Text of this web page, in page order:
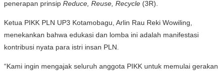
penerapan prinsip Reduce, Reuse, Recycle (3R).
Ketua PIKK PLN UP3 Kotamobagu, Arlin Rau Reki Wowiling,
menekankan bahwa edukasi dan lomba ini adalah manifestasi
kontribusi nyata para istri insan PLN.
“Kami ingin mengajak seluruh anggota PIKK untuk memulai gerakan